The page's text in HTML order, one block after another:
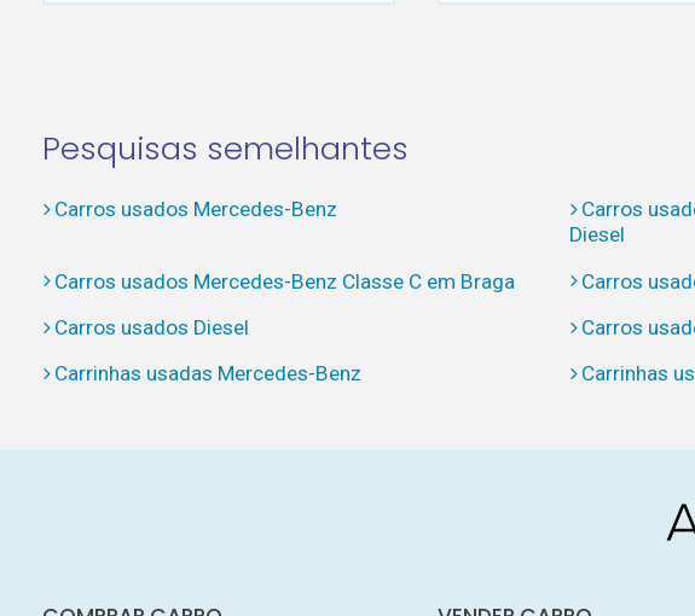
Pesquisas semelhantes
Carros usados Mercedes-Benz
Carros
Diesel
Carros usados Mercedes-Benz Classe C em Braga Carros
Carros usados Diesel
Carros
Carrinhas usadas Mercedes-Benz
Carrinhas